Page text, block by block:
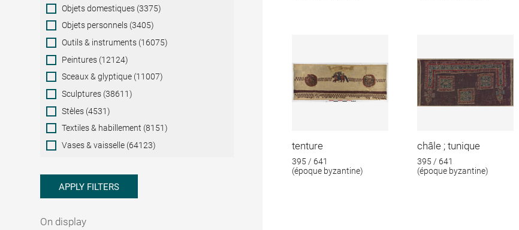
Objets domestiques (3375)
Objets personnels (3405)
Outils & instruments (16075)
Peintures (12124)
Sceaux & glyptique (11007)
Sculptures (38611)
Stèles (4531)
Textiles & habillement (8151)
Vases & vaisselle (64123)
APPLY FILTERS
On display
tenture
395 / 641
(époque byzantine)
châle ; tunique
395 / 641
(époque byzantine)